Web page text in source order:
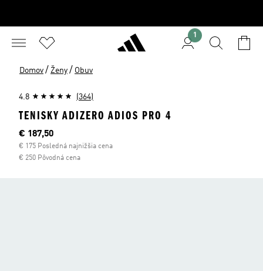
1
Domov / Ženy / Obuv
4.8 (364)
TENISKY ADIZERO ADIOS PRO 4
Aktuálna cena
€ 187,50
€ 175 Posledná najnižšia cena
€ 250 Pôvodná cena